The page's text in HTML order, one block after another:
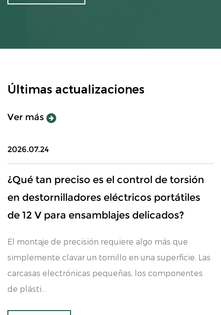
Últimas actualizaciones
Ver más
2026.07.24
¿Qué tan preciso es el control de torsión
en destornilladores eléctricos portátiles
de 12 V para ensamblajes delicados?
El montaje de precisión requiere algo más que
simplemente clavar un tornillo en una superficie. Las
carcasas electrónicas pequeñas, los componentes
de plásti...